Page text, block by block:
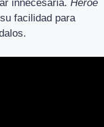
innecesaria. Héroe
facilidad para